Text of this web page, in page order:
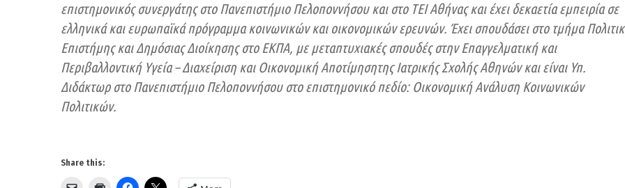
επιστημονικός συνεργάτης στο Πανεπιστήμιο Πελοποννήσου και στο ΤΕΙ Αθήνας και έχει δεκαετία εμπειρία σε
ελληνικά και ευρωπαϊκά πρόγραμμα κοινωνικών και οικονομικών ερευνών. Έχει σπουδάσει στο τμήμα
Επιστήμης και Δημόσιας Διοίκησηςστο ΕΚΠΑ, με μεταπτυχιακές σπουδές στηνΕπαγγελματική και
Περιβαλλοντική Υγεία – Διαχείριση και Οικονομική Αποτίμησητης Ιατρικής Σχολής Αθηνών και είναι Υπ.
Διδάκτωρ στο Πανεπιστήμιο Πελοποννήσου στο επιστημονικό πεδίο: Οικονομική Ανάλυση Κοινωνικών
Πολιτικών.
Share this: